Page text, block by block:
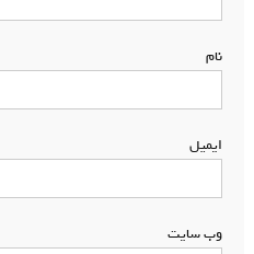
نام
ایمیل
وب‌ سایت